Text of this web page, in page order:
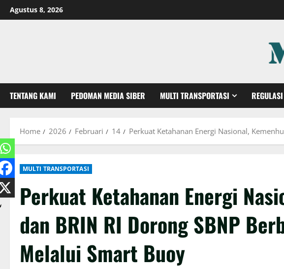
Skip
to
Agustus 8, 2026
TENTANG KAMI PEDOMAN MEDIA SIBER MULTI TRANSPORTASI REGULASI
Home 2026 Februari 14 Perkuat Ketahanan Energi Nasional,
MULTI TRANSPORTASI
Perkuat Ketahanan Energi
dan BRIN RI Dorong SBNP
Melalui Smart Buoy